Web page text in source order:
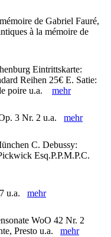
de Gabriel Fauré,
à la mémoire de
Eintrittskarte:
Reihen 25€ E. Satie:
poire u.a. mehr
3 Nr. 2 u.a. mehr
C. Debussy:
Esq.P.P.M.P.C.
u.a. mehr
WoO 42 Nr. 2
Presto u.a. mehr